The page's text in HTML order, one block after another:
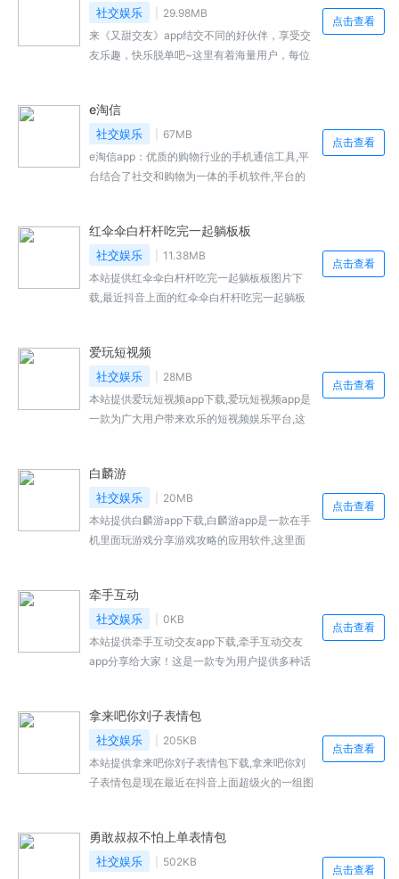
社交娱乐
29.98MB
来《又甜交友》app结交不同的好伙伴，享受交
友乐趣，快乐脱单吧~这里有着海量用户，每位
音、情书、随机匹配、附近的人、兴趣圈子等，
完全不用担心找到人聊天哦。
点击查看
e淘信
社交娱乐
67MB
e淘信app：优质的购物行业的手机通信工具,平
台结合了社交和购物为一体的手机软件,平台的
单,直接点击手机号码就...
点击查看
红伞伞白杆杆吃完一起躺板板
社交娱乐
11.38MB
本站提供红伞伞白杆杆吃完一起躺板板图片下
载,最近抖音上面的红伞伞白杆杆吃完一起躺板
伞白杆杆吃完一起躺板板图片免费下载地址...
点击查看
爱玩短视频
社交娱乐
28MB
本站提供爱玩短视频app下载,爱玩短视频app是
一款为广大用户带来欢乐的短视频娱乐平台,这
点击查看
白麟游
社交娱乐
20MB
本站提供白麟游app下载,白麟游app是一款在手
机里面玩游戏分享游戏攻略的应用软件,这里面
点击查看
牵手互动
社交娱乐
0KB
本站提供牵手互动交友app下载,牵手互动交友
app分享给大家！这是一款专为用户提供多种话
载地址...
点击查看
拿来吧你刘子表情包
社交娱乐
205KB
本站提供拿来吧你刘子表情包下载,拿来吧你刘
子表情包是现在最近在抖音上面超级火的一组图
费下载地址...
点击查看
勇敢叔叔不怕上单表情包
社交娱乐
502KB
点击查看